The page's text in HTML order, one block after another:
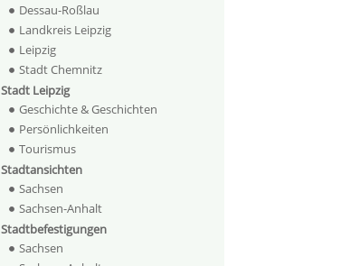
Dessau-Roßlau
Landkreis Leipzig
Leipzig
Stadt Chemnitz
Stadt Leipzig
Geschichte & Geschichten
Persönlichkeiten
Tourismus
Stadtansichten
Sachsen
Sachsen-Anhalt
Stadtbefestigungen
Sachsen